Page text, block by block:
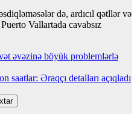
də, ardıcıl qətllər və
Vallartada cavabsız
əvəzinə böyük problemlərlə
saatlar: Əraqçı detalları açıqladı